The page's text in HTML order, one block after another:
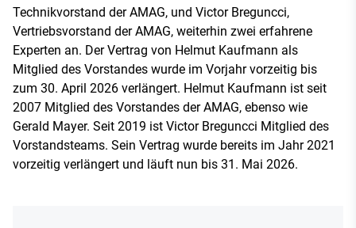
Technikvorstand der AMAG, und Victor Breguncci,
Vertriebsvorstand der AMAG, weiterhin zwei erfahrene
Experten an. Der Vertrag von Helmut Kaufmann als
Mitglied des Vorstandes wurde im Vorjahr vorzeitig bis
zum 30. April 2026 verlängert. Helmut Kaufmann ist seit
2007 Mitglied des Vorstandes der AMAG, ebenso wie
Gerald Mayer. Seit 2019 ist Victor Breguncci Mitglied des
Vorstandsteams. Sein Vertrag wurde bereits im Jahr 2021
vorzeitig verlängert und läuft nun bis 31. Mai 2026.